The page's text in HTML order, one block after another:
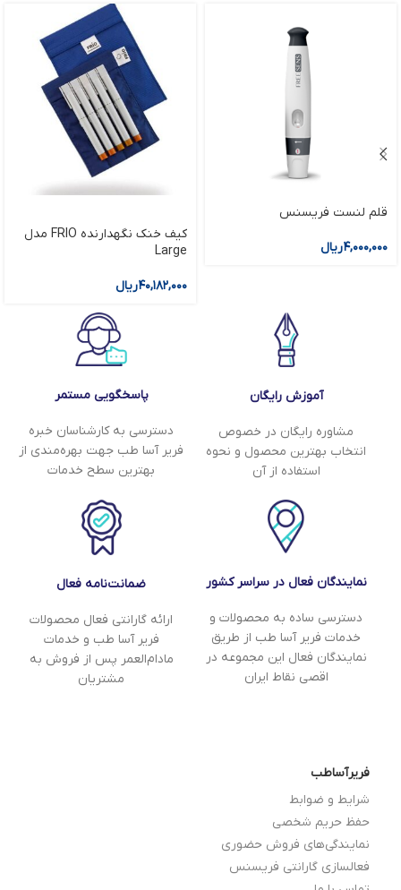
قلم لنست فریسنس
۴,۰۰۰,۰۰۰ریال
کیف خنک نگهدارنده FRIO مدل
Large
۴۰,۱۸۲,۰۰۰ریال
آموزش رایگان
مشاوره رایگان در خصوص
انتخاب بهترین محصول و نحوه
استفاده از آن
پاسخگویی مستمر
دسترسی به کارشناسان خبره
فریر آسا طب جهت بهره‌مندی از
بهترین سطح خدمات
نمایندگان فعال در سراسر کشور
دسترسی ساده به محصولات و
خدمات فریر آسا طب از طریق
نمایندگان فعال این مجموعه در
اقصی نقاط ایران
ضمانت‌نامه فعال
ارائه گارانتی فعال محصولات
فریر آسا طب و خدمات
مادام‌العمر پس از فروش به
مشتریان
فریرآساطب
شرایط و ضوابط
حفظ حریم شخصی
نمایندگی‌های فروش حضوری
فعالسازی گارانتی فریسنس